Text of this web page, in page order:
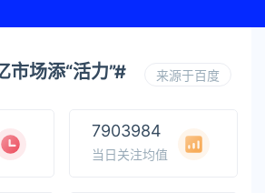
市场添“活力”# 来源于百度
7903984
当日关注均值